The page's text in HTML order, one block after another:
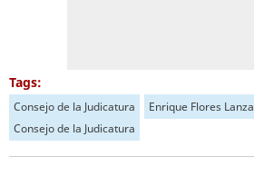
Tags:
Consejo de la Judicatura
Enrique Flores Lanza
Consejo de la Judicatura